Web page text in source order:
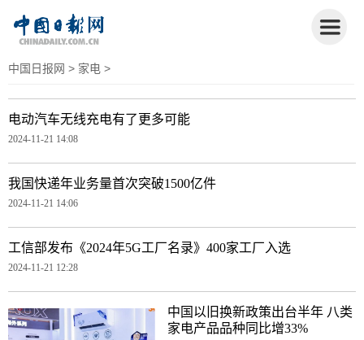
中国日报网 > 家电 >
电动汽车无线充电有了更多可能
2024-11-21 14:08
我国快递年业务量首次突破1500亿件
2024-11-21 14:06
工信部发布《2024年5G工厂名录》400家工厂入选
2024-11-21 12:28
中国以旧换新政策出台半年 八类
家电产品品种同比增33%